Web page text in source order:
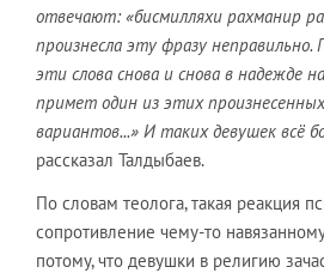
отвечают: «бисмилляхи рахманир
произнесла эту фразу
эти слова снова и снова в надежде
примет один из этих произнесенных
вариантов...» И таких девушек всё
рассказал Талдыбаев.
По словам теолога, такая реакция
сопротивление чему-то
потому, что девушки в религию